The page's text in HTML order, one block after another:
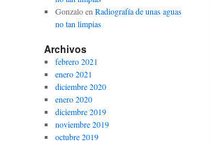
Gonzaloen Radiografía de unas aguas
no tan limpias
Archivos
febrero 2021
enero 2021
diciembre 2020
enero 2020
diciembre 2019
noviembre 2019
octubre 2019